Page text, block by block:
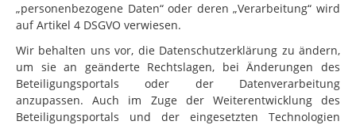
„personenbezogene Daten“ oder deren „Verarbeitung“ wird
auf Artikel 4 DSGVO verwiesen.
Wir behalten uns vor, die Datenschutzerklärung zu ändern,
um sie an geänderte Rechtslagen, bei Änderungen des
Beteiligungsportals oder der Datenverarbeitung
anzupassen. Auch im Zuge der Weiterentwicklung des
Beteiligungsportals und der eingesetzten Technologien